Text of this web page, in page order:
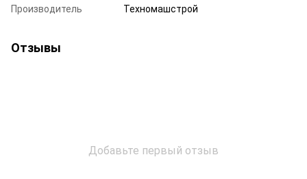
Производитель
Техномашстрой
Отзывы
Добавьте первый отзыв